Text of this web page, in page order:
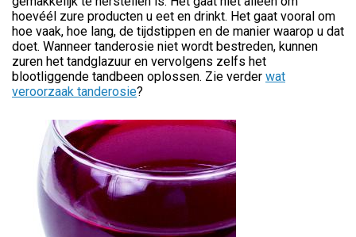
hoevéél zure producten u eet en drinkt. Het gaat vooral om
hoe vaak, hoe lang, de tijdstippen en de manier waarop u dat
doet. Wanneer tanderosie niet wordt bestreden, kunnen
zuren het tandglazuur en vervolgens zelfs het
blootliggende tandbeen oplossen. Zie verder wat
veroorzaak tanderosie?